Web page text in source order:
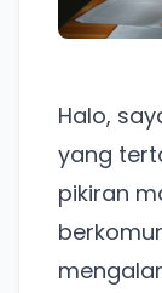
Halo,
yang
pikiran